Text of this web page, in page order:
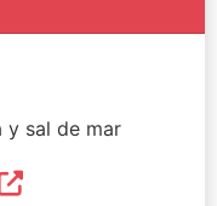
y sal de mar